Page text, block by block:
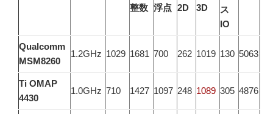
ス
IO
整数 浮点 2D 3D
Qualcomm
MSM8260
1.2GHz 1029 1681 700 262 1019 130 5063
Ti OMAP
4430
1.0GHz 710 1427 1097 248 1089 305 4876